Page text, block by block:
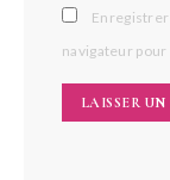
navigateur